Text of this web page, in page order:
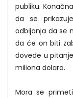
publiku.
da se
odbijanja da se
da će on biti
dovede u
miliona dolara.
Mora se